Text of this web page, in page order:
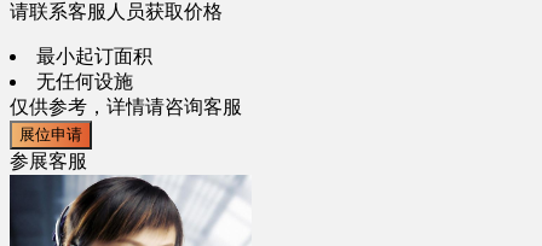
请联系客服人员获取价格
最小起订面积
无任何设施
仅供参考，详情请咨询客服
展位申请
参展客服